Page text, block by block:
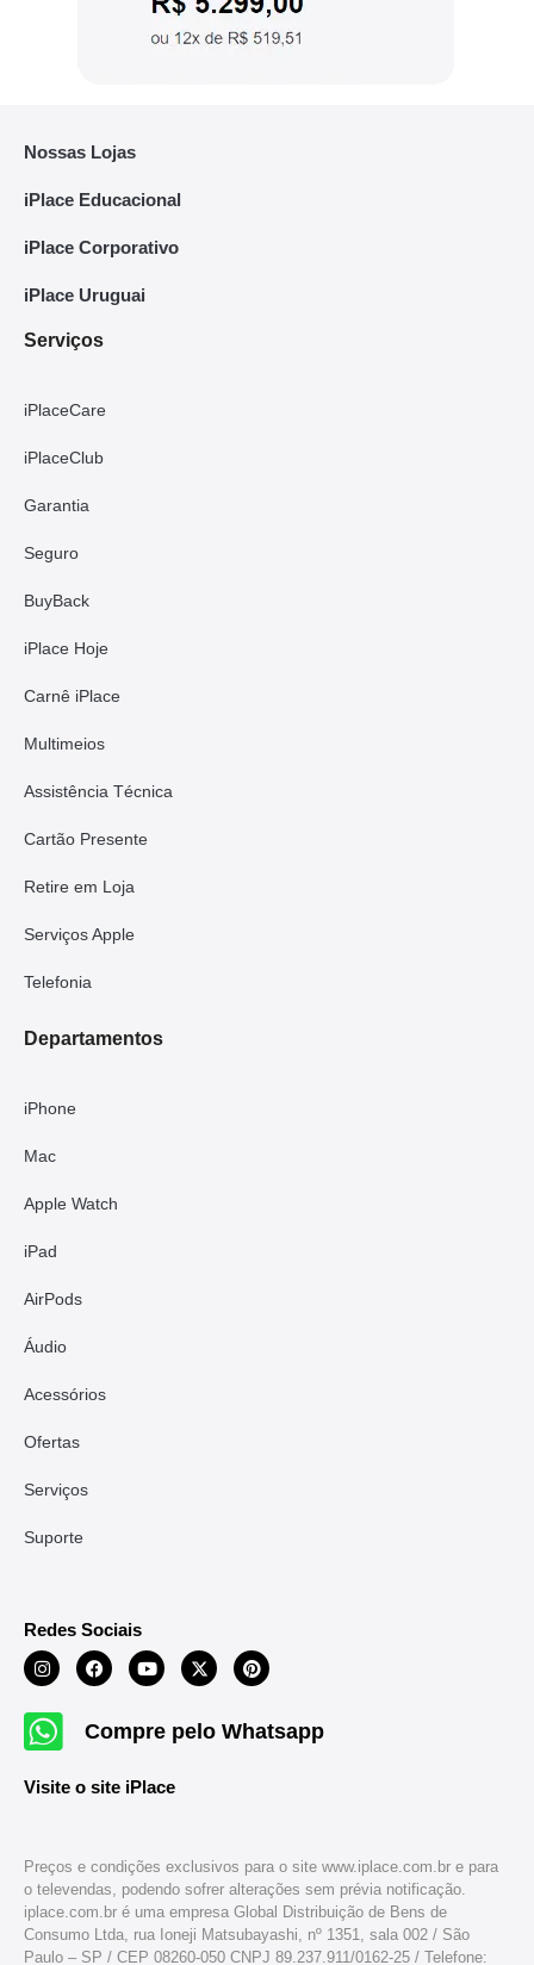
Nossas Lojas
iPlace Educacional
iPlace Corporativo
iPlace Uruguai
Serviços
iPlaceCare
iPlaceClub
Garantia
Seguro
BuyBack
iPlace Hoje
Carnê iPlace
Multimeios
Assistência Técnica
Cartão Presente
Retire em Loja
Serviços Apple
Telefonia
Departamentos
iPhone
Mac
Apple Watch
iPad
AirPods
Áudio
Acessórios
Ofertas
Serviços
Suporte
Redes Sociais
Compre pelo Whatsapp
Visite o site iPlace
Preços e condições exclusivos para o site www.iplace.com.br e para
o televendas, podendo sofrer alterações sem prévia notificação.
iplace.com.br é uma empresa Global Distribuição de Bens de
Consumo Ltda, rua Ioneji Matsubayashi, nº 1351, sala 002 / São
Paulo – SP / CEP 08260-050 CNPJ 89.237.911/0162-25 / Telefone: